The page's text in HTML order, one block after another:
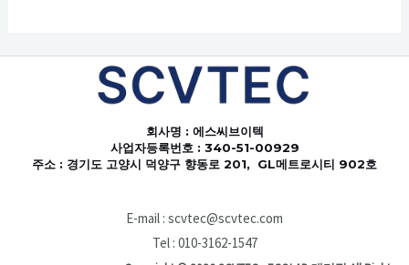
회사명 : 에스씨브이텍
사업자등록번호 : 340-51-00929
주소 : 경기도 고양시 덕양구 향동로 201, GL메트로시티 902호
E-mail : scvtec@scvtec.com
Tel : 010-3162-1547